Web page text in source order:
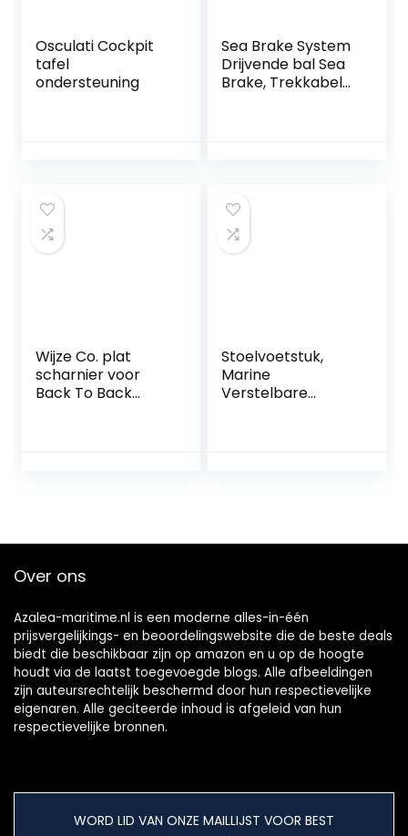
Osculati Cockpit
tafel
ondersteuning
Sea Brake System
Drijvende bal Sea
Brake, Trekkabel
Wijze Co. plat
scharnier voor
Back To Back
Stoelvoetstuk,
Marine
Verstelbare
Over ons
Azalea-maritime.nl is een moderne alles-in-één
prijsvergelijkings- en beoordelingswebsite die de beste deals
biedt die beschikbaar zijn op amazon en u op de hoogte
houdt via de laatst toegevoegde blogs. Alle afbeeldingen
zijn auteursrechtelijk beschermd door hun respectievelijke
eigenaren. Alle geciteerde inhoud is afgeleid van hun
respectievelijke bronnen.
WORD LID VAN ONZE MAILLIJST VOOR BEST